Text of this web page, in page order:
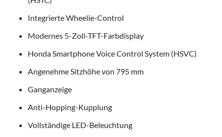
Integrierte Wheelie-Control
Modernes 5-Zoll-TFT-Farbdisplay
Honda Smartphone Voice Control System (HSVC)
Angenehme Sitzhöhe von 795 mm
Ganganzeige
Anti-Hopping-Kupplung
Vollständige LED-Beleuchtung